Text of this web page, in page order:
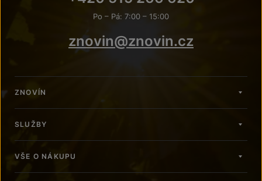
Po – Pá: 7:00 – 15:00
znovin@znovin.cz
ZNOVÍN
SLUŽBY
VŠE O NÁKUPU